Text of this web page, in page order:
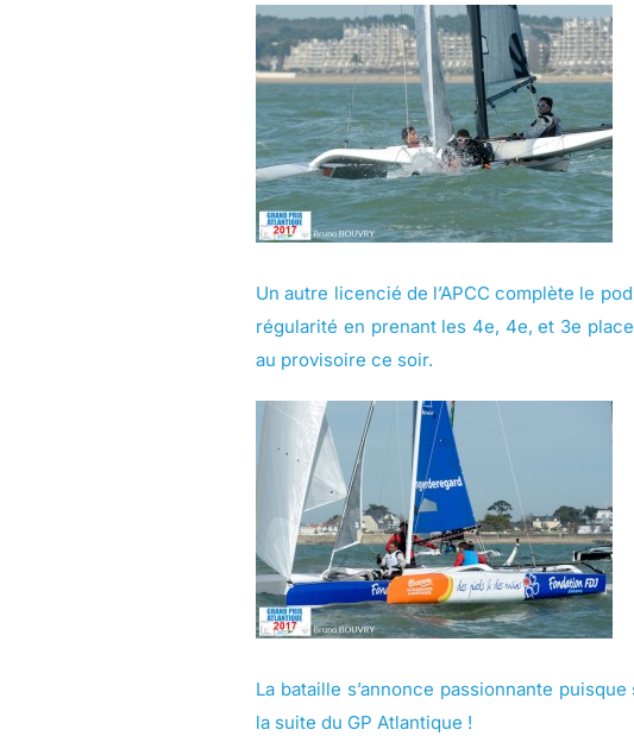
Un autre licencié de l’APCC complète le
régularité en prenant les 4e, 4e, et 3e
au provisoire ce soir.
La bataille s’annonce passionnante
la suite du GP Atlantique !